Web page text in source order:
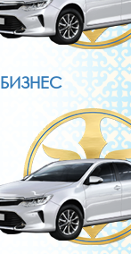
БИЗНЕС